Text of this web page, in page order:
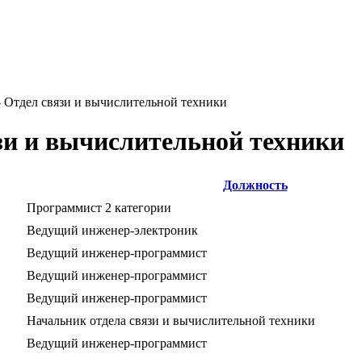
Отдел связи и вычислительной техники
и вычислительной техники
Должность
Программист 2 категории
Ведущий инженер-электроник
Ведущий инженер-программист
Ведущий инженер-программист
Ведущий инженер-программист
Начальник отдела связи и вычислительной техники
Ведущий инженер-программист